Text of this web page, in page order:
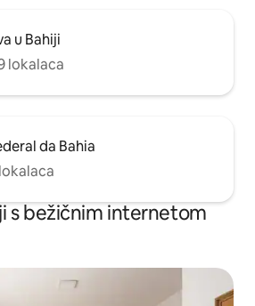
u Bahiji
lokalaca
da Bahia
s bežičnim internetom